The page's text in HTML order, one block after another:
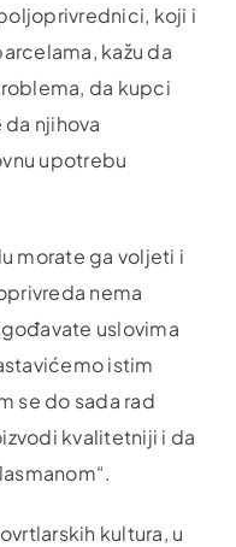
koji i
kažu da
da kupci
njihova
upotrebu
morate ga voljeti i
nema
uslovima
istim
se do sada rad
kvalitetniji i da
kultura, u